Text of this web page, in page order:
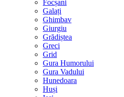
Focșani
Galați
Ghimbav
Giurgiu
Grădiștea
Greci
Grid
Gura Humorului
Gura Vadului
Hunedoara
Huși